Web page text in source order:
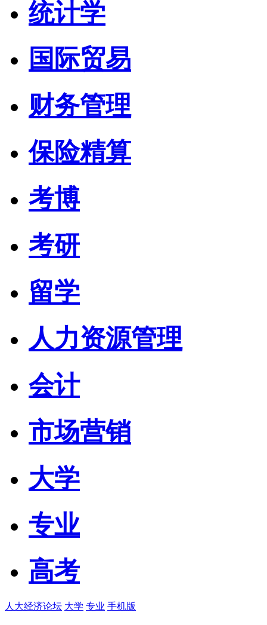
统计学
国际贸易
财务管理
保险精算
考博
考研
留学
人力资源管理
会计
市场营销
大学
专业
高考
人大经济论坛 大学 专业 手机版